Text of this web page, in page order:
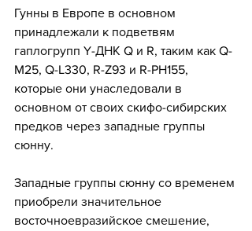
Гунны в Европе в основном
принадлежали к подветвям
гаплогрупп Y-ДНК Q и R, таким как Q-
M25, Q-L330, R-Z93 и R-PH155,
которые они унаследовали в
основном от своих скифо-сибирских
предков через западные группы
сюнну.
Западные группы сюнну со временем
приобрели значительное
восточноевразийское смешение,